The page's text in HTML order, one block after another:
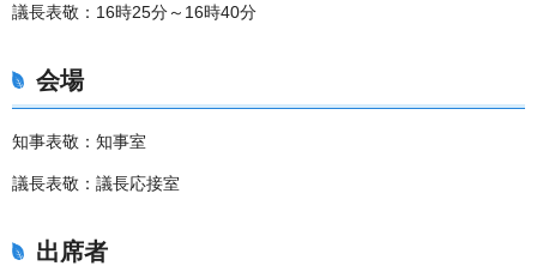
議長表敬：16時25分～16時40分
会場
知事表敬：知事室
議長表敬：議長応接室
出席者